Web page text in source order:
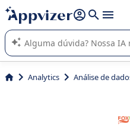
de nossa IA (várias linhas com
A IA do Appvizer o orienta no
SaaS para sua empresa.
Analytics Análise de